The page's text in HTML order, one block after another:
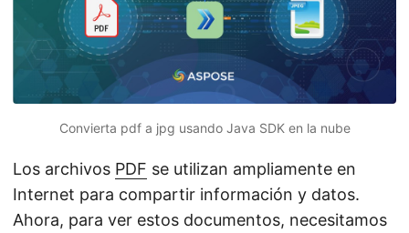
Convierta pdf a jpg usando Java SDK en la nube
Los archivos PDF se utilizan ampliamente en
Internet para compartir información y datos.
Ahora, para ver estos documentos, necesitamos